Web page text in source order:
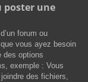
poster une
forum ou
vous ayez besoin
des options
exemple : Vous
joindre des fichiers,